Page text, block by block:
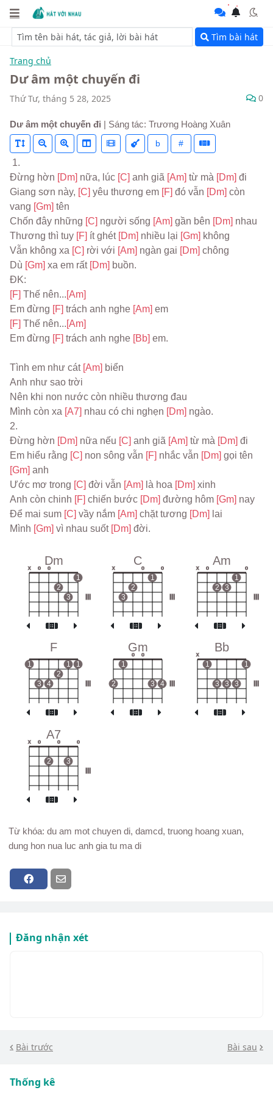
Tìm bài hát
Trang chủ
Dư âm một chuyến đi
Thứ Tư, tháng 5 28, 2025 0
Dư âm một chuyến đi | Sáng tác: Trương Hoàng Xuân
b #
1.
Đừng hờn [Dm] nữa, lúc [C] anh giã [Am] từ mà [Dm] đi
Giang sơn này, [C] yêu thương em [F] đó vẫn [Dm] còn
vang [Gm] tên
Chốn đây những [C] người sống [Am] gần bên [Dm] nhau
Thương thì tuy [F] ít ghét [Dm] nhiều lại [Gm] không
Vẫn không xa [C] rời với [Am] ngàn gai [Dm] chông
Dù [Gm] xa em rất [Dm] buồn.
ĐK:
[F] Thế nên...[Am]
Em đừng [F] trách anh nghe [Am] em
[F] Thế nên...[Am]
Em đừng [F] trách anh nghe [Bb] em.
Tình em như cát [Am] biển
Anh như sao trời
Nên khi non nước còn nhiều thương đau
Mình còn xa [A7] nhau có chi nghẹn [Dm] ngào.
2.
Đừng hờn [Dm] nữa nếu [C] anh giã [Am] từ mà [Dm] đi
Em hiểu rằng [C] non sông vẫn [F] nhắc vẫn [Dm]
[Gm] anh
Ước mơ trong [C] đời vẫn [Am] là hoa [Dm] xinh
Anh còn chinh [F] chiến bước [Dm] đường hôm [Gm] nay
Để mai sum [C] vầy nắm [Am] chặt tương [Dm] lai
Mình [Gm] vì nhau suốt [Dm] đời.
Dm
x o o
2
3
1
C
x
3
2
o
1
o
Am
x o
2 3
1
o
F
1
3 4
2
1 1
Gm
2
1
o o
3 4
Bb
x
1
3 3 3
1
A7
x o
2
o
3
o
Từ khóa: du am mot chuyen di, damcd, truong hoang xuan,
dung hon nua luc anh gia tu ma di
Đăng nhận xét
Bài trước Bài sau
Thống kê